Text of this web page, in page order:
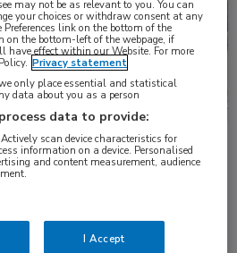
van telitacicept bij
met een hoog risico op
may not be as relevant to you. You can
your choices or withdraw consent at any
link on the bottom of the
on the bottom-left of the webpage, if
have effect within our Website. For more
Privacy statement
only place essential and statistical
data about you as a person
data to provide:
scan device characteristics for
information on a device. Personalised
and content measurement, audience
I Accept